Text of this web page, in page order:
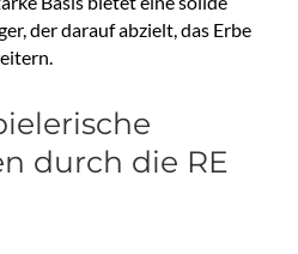
der darauf abzielt, das Erbe
durch die RE